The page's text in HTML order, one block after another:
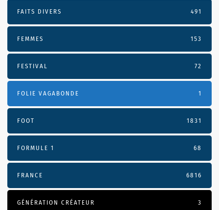
FAITS DIVERS 491
FEMMES 153
FESTIVAL 72
FOLIE VAGABONDE 1
FOOT 1831
FORMULE 1 68
FRANCE 6816
GÉNÉRATION CRÉATEUR 3